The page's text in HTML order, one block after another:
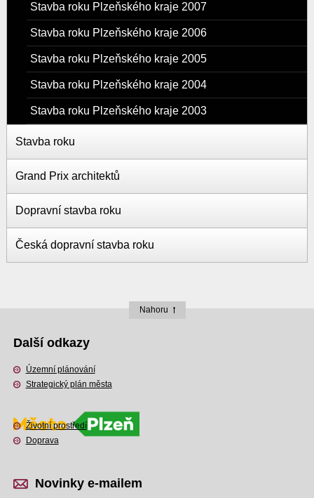
Stavba roku Plzeňského kraje 2007
Stavba roku Plzeňského kraje 2006
Stavba roku Plzeňského kraje 2005
Stavba roku Plzeňského kraje 2004
Stavba roku Plzeňského kraje 2003
Stavba roku
Grand Prix architektů
Dopravní stavba roku
Česká dopravní stavba roku
Nahoru
Další odkazy
Územní plánování
Strategický plán města
Životní prostředí
Doprava
Novinky e-mailem